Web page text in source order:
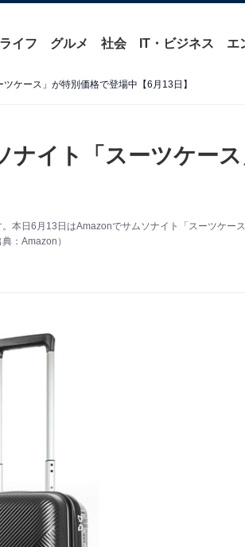
ライフ グルメ 社会 IT・ビジネス エ
ケース」が特別価格で登場中【6月13日】
ナイト「スーツケース
本日6月13日はAmazonでサムソナイト「スーツケー
：Amazon）